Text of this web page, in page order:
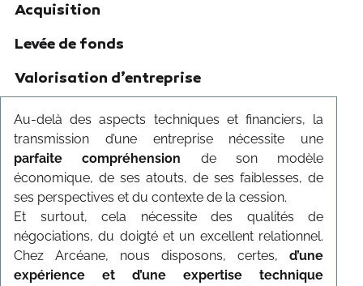
Acquisition
Levée de fonds
Valorisation d’entreprise
Transmission
Au-delà des aspects techniques et financiers, la
transmission d’une entreprise nécessite une
parfaite compréhension de son modèle
économique, de ses atouts, de ses faiblesses, de
ses perspectives et du contexte de la cession.
Et surtout, cela nécessite des qualités de
négociations, du doigté et un excellent relationnel.
Chez Arcéane, nous disposons, certes, d’une
expérience et d’une expertise technique